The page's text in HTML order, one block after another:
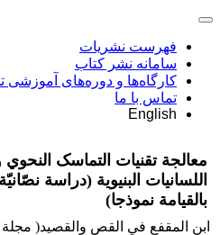
فهرست نشریات
سامانه نشر کتاب
کارگاه‌ها و دوره‌های
تماس با ما
English
معالجة تقنيات التماسک النحوي
اللسانيات البنيوية (دراسة
بالقيامة نموذجا)
ابن المقفع في القص والقصيد( مجلة